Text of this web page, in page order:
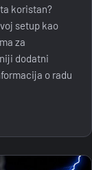
koristan?
setup kao
za
dodatni
o radu